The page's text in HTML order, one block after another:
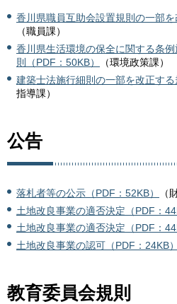
香川県職員互助会設置規則の一部を
（職員課）
香川県生活環境の保全に関する条
則（PDF：50KB）
（環境政策課）
建築士法施行細則の一部を改正する
指導課）
公告
落札者等の公示（PDF：52KB）
（
土地改良事業の適否決定（PDF：
土地改良事業の適否決定（PDF：
土地改良事業の認可（PDF：24KB）
教育委員会規則